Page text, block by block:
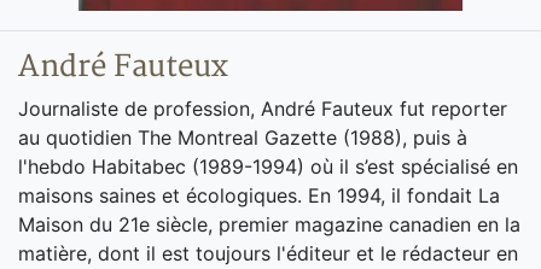
André Fauteux
Journaliste de profession, André Fauteux fut reporter
au quotidien The Montreal Gazette (1988), puis à
l'hebdo Habitabec (1989-1994) où il s’est spécialisé en
maisons saines et écologiques. En 1994, il fondait La
Maison du 21e siècle, premier magazine canadien en la
matière, dont il est toujours l'éditeur et le rédacteur en